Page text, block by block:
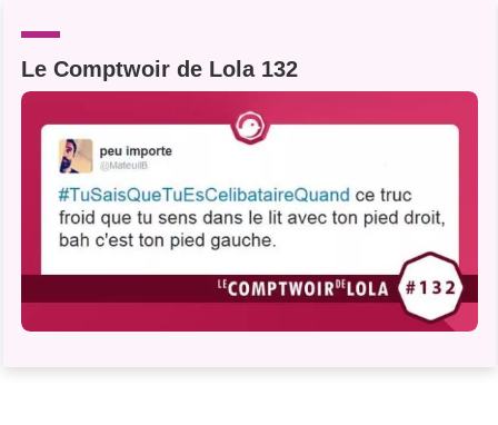
Le Comptwoir de Lola 132
Un Thread
C'EST PARTI